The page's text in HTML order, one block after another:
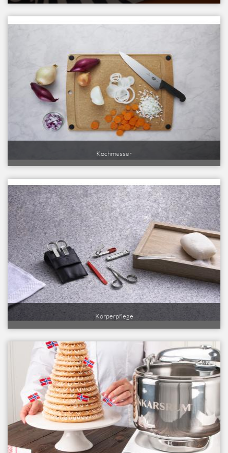
Kochmesser
Körperpflege